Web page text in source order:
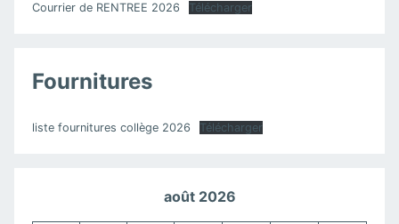
Courrier de RENTREE 2026 Télécharger
Fournitures
liste fournitures collège 2026 Télécharger
août 2026